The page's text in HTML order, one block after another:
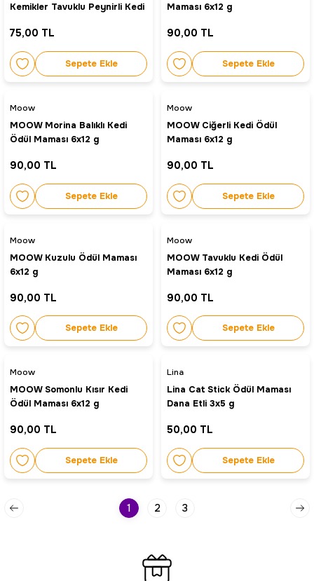
Kemikler Tavuklu Peynirli Kedi
75,00 TL
Sepete Ekle
Maması 6x12 g
90,00 TL
Sepete Ekle
Moow
MOOW Morina Balıklı Kedi
Ödül Maması 6x12 g
90,00 TL
Sepete Ekle
Moow
MOOW Ciğerli Kedi Ödül
Maması 6x12 g
90,00 TL
Sepete Ekle
Moow
MOOW Kuzulu Ödül Maması
6x12 g
90,00 TL
Sepete Ekle
Moow
MOOW Tavuklu Kedi Ödül
Maması 6x12 g
90,00 TL
Sepete Ekle
Moow
MOOW Somonlu Kısır Kedi
Ödül Maması 6x12 g
90,00 TL
Sepete Ekle
Lina
Lina Cat Stick Ödül Maması
Dana Etli 3x5 g
50,00 TL
Sepete Ekle
1 2 3